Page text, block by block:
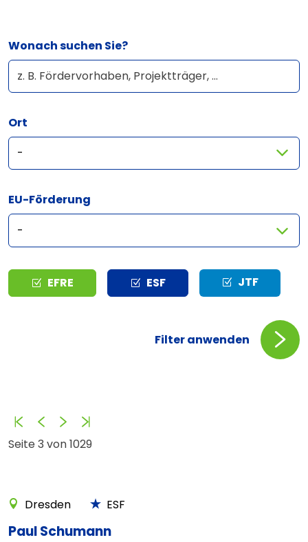
Wonach suchen Sie?
Ort
EU-Förderung
Typ EFRE ESF JTF
Filter anwenden
Seite 3 von 1029
AnfangZurückVorwärts
Dresden ESF
Paul Schumann